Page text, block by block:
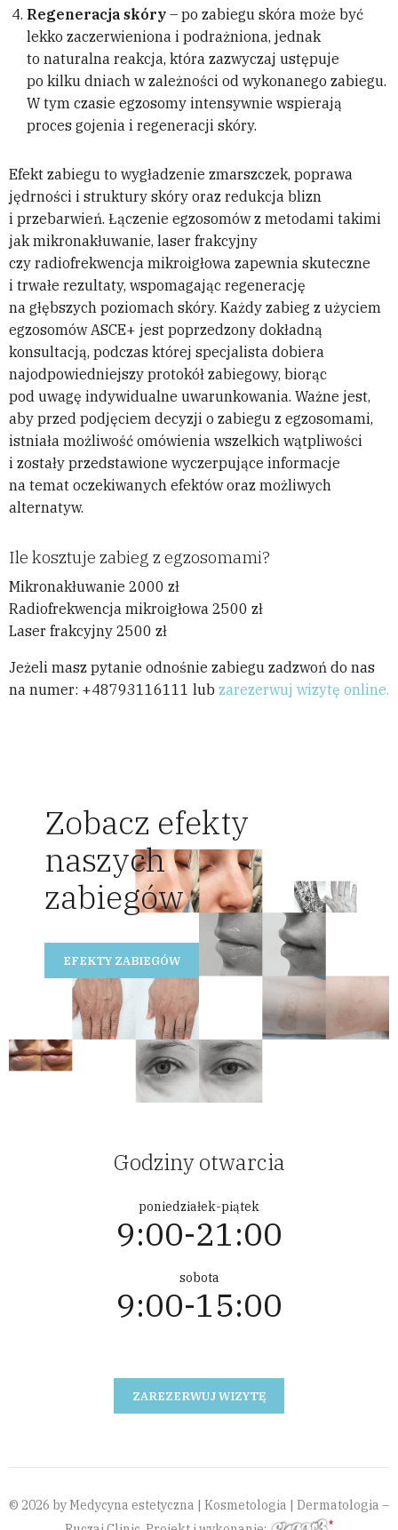
Regeneracja skóry – po zabiegu skóra może być
lekko zaczerwieniona i podrażniona, jednak
to naturalna reakcja, która zazwyczaj ustępuje
po kilku dniach w zależności od wykonanego zabiegu.
W tym czasie egzosomy intensywnie wspierają
proces gojenia i regeneracji skóry.
Efekt zabiegu to wygładzenie zmarszczek, poprawa
jędrności i struktury skóry oraz redukcja blizn
i przebarwień. Łączenie egzosomów z metodami takimi
jak mikronakłuwanie, laser frakcyjny
czy radiofrekwencja mikroigłowa zapewnia skuteczne
i trwałe rezultaty, wspomagając regenerację
na głębszych poziomach skóry. Każdy zabieg z użyciem
egzosomów ASCE+ jest poprzedzony dokładną
konsultacją, podczas której specjalista dobiera
najodpowiedniejszy protokół zabiegowy, biorąc
pod uwagę indywidualne uwarunkowania. Ważne jest,
aby przed podjęciem decyzji o zabiegu z egzosomami,
istniała możliwość omówienia wszelkich wątpliwości
i zostały przedstawione wyczerpujące informacje
na temat oczekiwanych efektów oraz możliwych
alternatyw.
Ile kosztuje zabieg z egzosomami?
Mikronakłuwanie 2000 zł
Radiofrekwencja mikroigłowa 2500 zł
Laser frakcyjny 2500 zł
Jeżeli masz pytanie odnośnie zabiegu zadzwoń do nas
na numer: +48793116111 lub zarezerwuj wizytę online.
Zobacz efekty
naszych
zabiegów
EFEKTY ZABIEGÓW
Godziny otwarcia
poniedziałek-piątek
9:00-21:00
sobota
9:00-15:00
ZAREZERWUJ WIZYTĘ
© 2026 by Medycyna estetyczna | Kosmetologia | Dermatologia –